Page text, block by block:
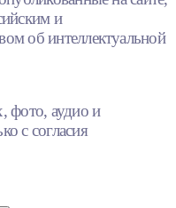
и
об интеллектуальной
фото, аудио и
с согласия